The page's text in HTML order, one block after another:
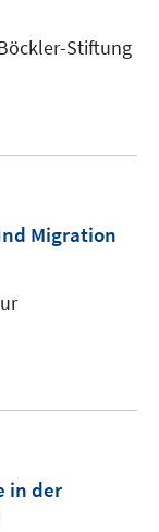
Stiftung
Migration
in der